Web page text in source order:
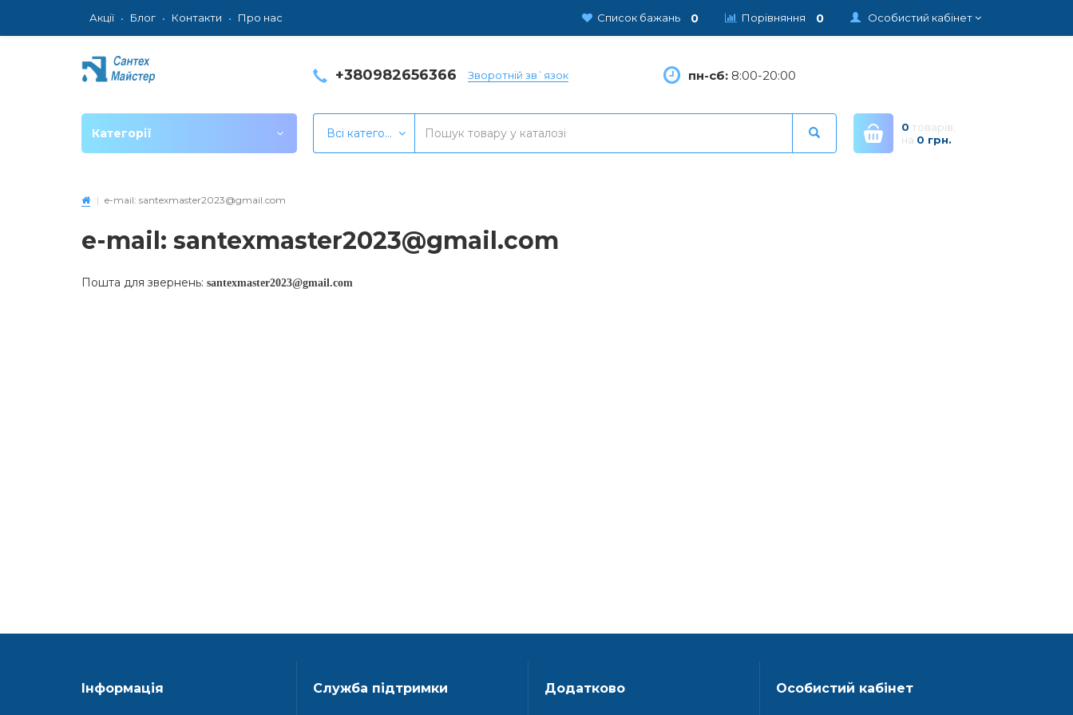
Акції Блог Контакти Про нас Особистий кабінет
Список бажань 0 Порівняння 0
+380982656366 Зворотній зв`язок пн-сб:8:00-20:00
Всі категорії 0 товарів,
на 0 грн.
Категорії
e-mail: santexmaster2023@gmail.com
e-mail: santexmaster2023@gmail.com
Пошта для звернень: santexmaster2023@gmail.com
Інформація Служба підтримки Додатково Особистий кабінет